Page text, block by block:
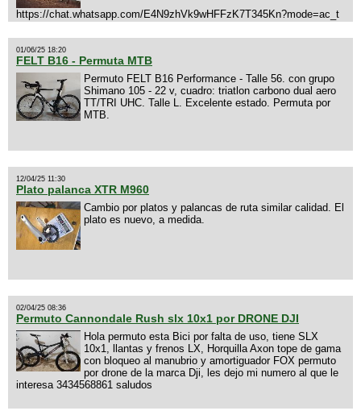
https://chat.whatsapp.com/E4N9zhVk9wHFFzK7T345Kn?mode=ac_t
01/06/25 18:20
FELT B16 - Permuta MTB
Permuto FELT B16 Performance - Talle 56. con grupo
Shimano 105 - 22 v, cuadro: triatlon carbono dual aero
TT/TRI UHC. Talle L. Excelente estado. Permuta por
MTB.
12/04/25 11:30
Plato palanca XTR M960
Cambio por platos y palancas de ruta similar calidad. El
plato es nuevo, a medida.
02/04/25 08:36
Permuto Cannondale Rush slx 10x1 por DRONE DJI
Hola permuto esta Bici por falta de uso, tiene SLX
10x1, llantas y frenos LX, Horquilla Axon tope de gama
con bloqueo al manubrio y amortiguador FOX permuto
por drone de la marca Dji, les dejo mi numero al que le
interesa 3434568861 saludos